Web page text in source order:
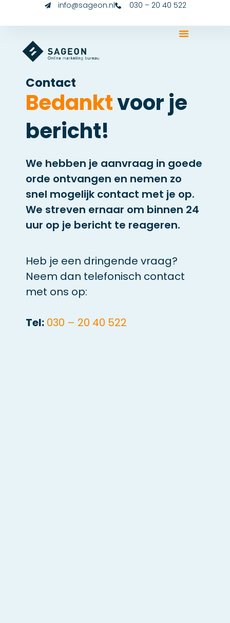
info@sageon.nl 030 – 20 40 522
Contact
Bedanktvoor je
bericht!
We hebben je aanvraag in goede
orde ontvangen en nemen zo
snel mogelijk contact met je op.
We streven ernaar om binnen 24
uur op je bericht te reageren.
Heb je een dringende vraag?
Neem dan telefonisch contact
met ons op:
Tel: 030 – 20 40 522